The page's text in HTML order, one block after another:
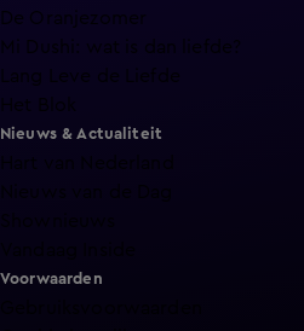
De Oranjezomer
Mi Dushi: wat is dan liefde?
Lang Leve de Liefde
Het Blok
Nieuws & Actualiteit
Voorwaarden